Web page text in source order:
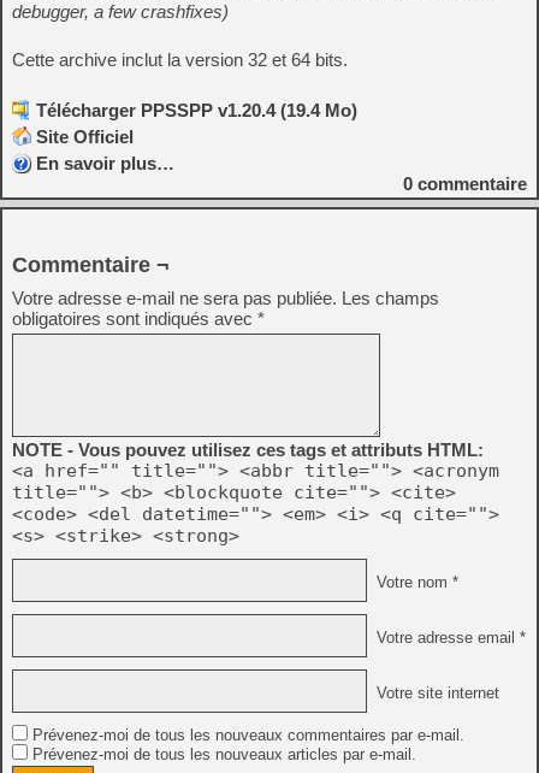
debugger, a few crashfixes)
Cette archive inclut la version 32 et 64 bits.
Télécharger PPSSPP v1.20.4 (19.4 Mo)
Site Officiel
En savoir plus…
0 commentaire
Commentaire ¬
Votre adresse e-mail ne sera pas publiée. Les champs
obligatoires sont indiqués avec *
NOTE - Vous pouvez utilisez ces tags et attributs HTML:
<a href="" title=""> <abbr title=""> <acronym
title=""> <b> <blockquote cite=""> <cite>
<code> <del datetime=""> <em> <i> <q cite="">
<s> <strike> <strong>
Votre nom *
Votre adresse email *
Votre site internet
Prévenez-moi de tous les nouveaux commentaires par e-mail.
Prévenez-moi de tous les nouveaux articles par e-mail.